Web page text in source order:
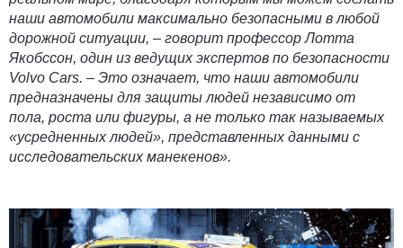
наши автомобили максимально безопасными в любой
дорожной ситуации, – говорит профессор Лотта
Якобссон, один из ведущих экспертов по безопасности
Volvo Cars. – Это означает, что наши автомобили
предназначены для защиты людей независимо от
пола, роста или фигуры, а не только так называемых
«усредненных людей», представленных данными с
исследовательских манекенов».